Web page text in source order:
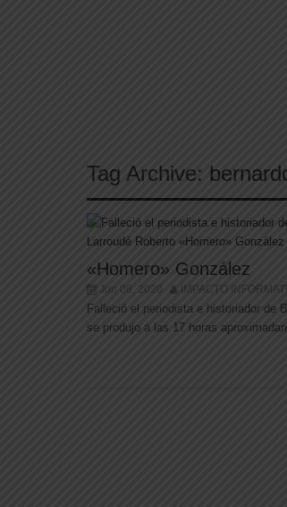
Tag Archive:
«Homero» González
Jun 08, 2020 IMPACTO
Falleció el periodista e historiador de
se produjo a las 17 horas